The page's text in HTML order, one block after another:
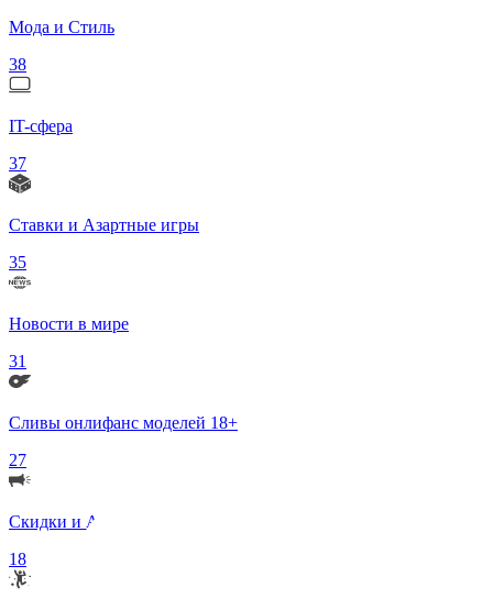
Мода и Стиль
38
IT-сфера
37
Ставки и Азартные игры
35
Новости в мире
31
Сливы онлифанс моделей 18+
27
Скидки и Акции
18